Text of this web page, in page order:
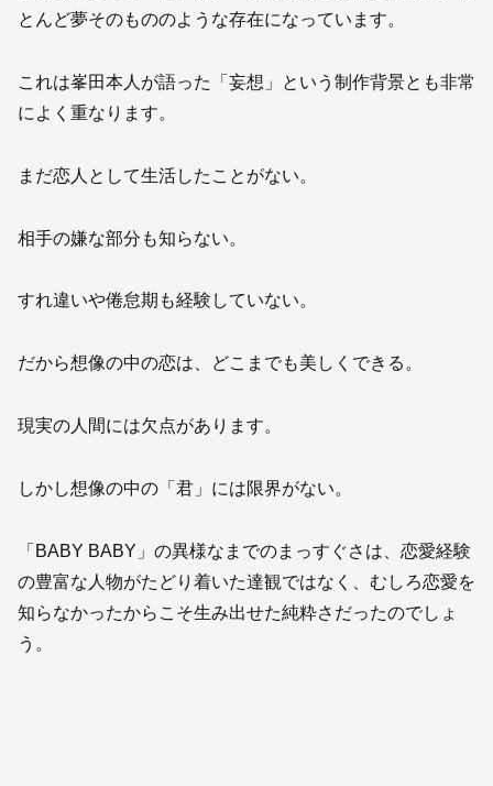
とんど夢そのもののような存在になっています。
これは峯田本人が語った「妄想」という制作背景とも非常
によく重なります。
まだ恋人として生活したことがない。
相手の嫌な部分も知らない。
すれ違いや倦怠期も経験していない。
だから想像の中の恋は、どこまでも美しくできる。
現実の人間には欠点があります。
しかし想像の中の「君」には限界がない。
「BABY BABY」の異様なまでのまっすぐさは、恋愛経験
の豊富な人物がたどり着いた達観ではなく、むしろ恋愛を
知らなかったからこそ生み出せた純粋さだったのでしょ
う。